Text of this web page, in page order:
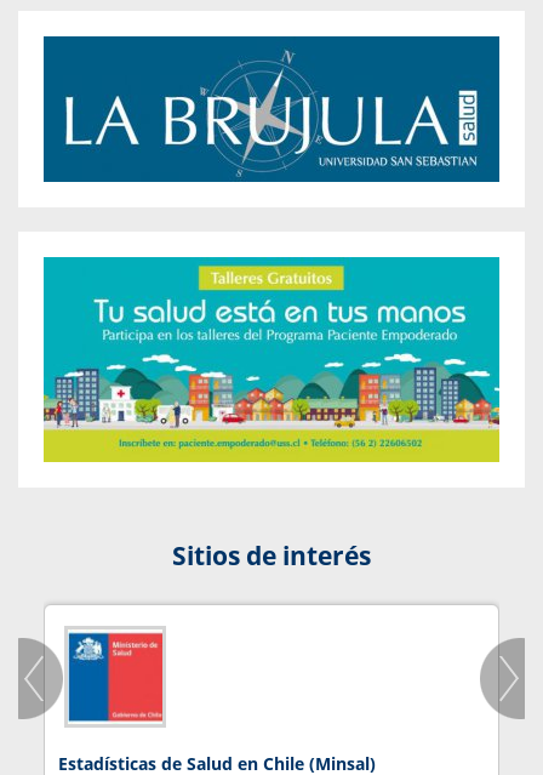
Sitios de interés
Estadísticas de Salud en Chile (Minsal)